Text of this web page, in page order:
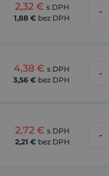
2,32 € s DPH
1,88 € bez DPH
-
4,38 € s DPH
3,56 € bez DPH
-
2,72 € s DPH
2,21 € bez DPH
-